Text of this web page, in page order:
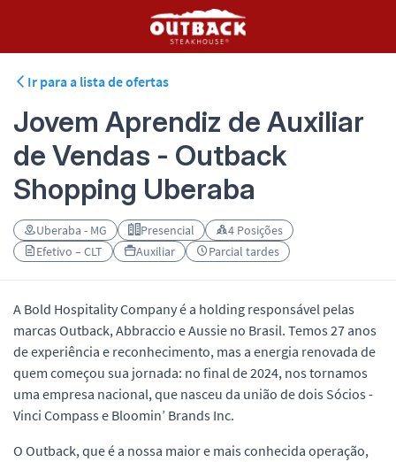
Ir para a lista de ofertas
Jovem Aprendiz de Auxiliar
de Vendas - Outback
Shopping Uberaba
Uberaba - MG Presencial
4 Posições
Efetivo – CLT
Auxiliar Parcial tardes
A Bold Hospitality Company é a holding responsável pelas
marcas Outback, Abbraccio e Aussie no Brasil. Temos 27 anos
de experiência e reconhecimento, mas a energia renovada de
quem começou sua jornada: no final de 2024, nos tornamos
uma empresa nacional, que nasceu da união de dois Sócios -
Vinci Compass e Bloomin’ Brands Inc.
O Outback, que é a nossa maior e mais conhecida operação,